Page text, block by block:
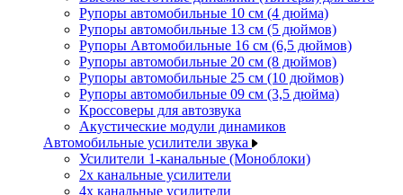
Рупоры автомобильные 10 см (4 дюйма)
Рупоры автомобильные 13 см (5 дюймов)
Рупоры Автомобильные 16 см (6,5 дюймов)
Рупоры автомобильные 20 см (8 дюймов)
Рупоры автомобильные 25 см (10 дюймов)
Рупоры автомобильные 09 см (3,5 дюйма)
Кроссоверы для автозвука
Акустические модули динамиков
Автомобильные усилители звука
Усилители 1-канальные (Моноблоки)
2х канальные усилители
4х канальные усилители